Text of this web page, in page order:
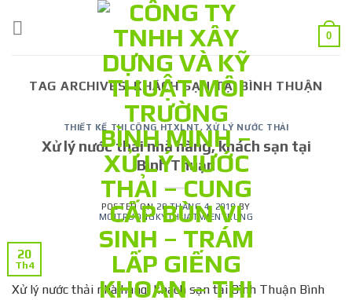
0
TAG ARCHIVES:KHÁCH SẠN TẠI BÌNH THUẬN
THIẾT KẾ THI CÔNG HTXLNT,XỬ LÝ NƯỚC THẢI
Xử lý nước thải nhà hàng, khách sạn tại
Bình Thuận
POSTED ON20 THÁNG 4, 2019 BY
MOITRUONGKYTHUATMIENTRUNG
20
Th4
Xử lý nước thải nhà hàng, khách sạn tại Bình Thuận Bình